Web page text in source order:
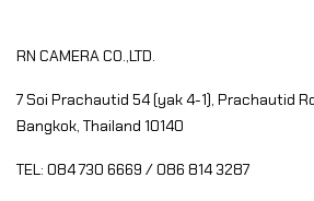
RN CAMERA CO.,LTD.
7 Soi Prachautid 54 (yak 4-1), Prachautid
Bangkok, Thailand 10140
TEL: 084 730 6669 / 086 814 3287